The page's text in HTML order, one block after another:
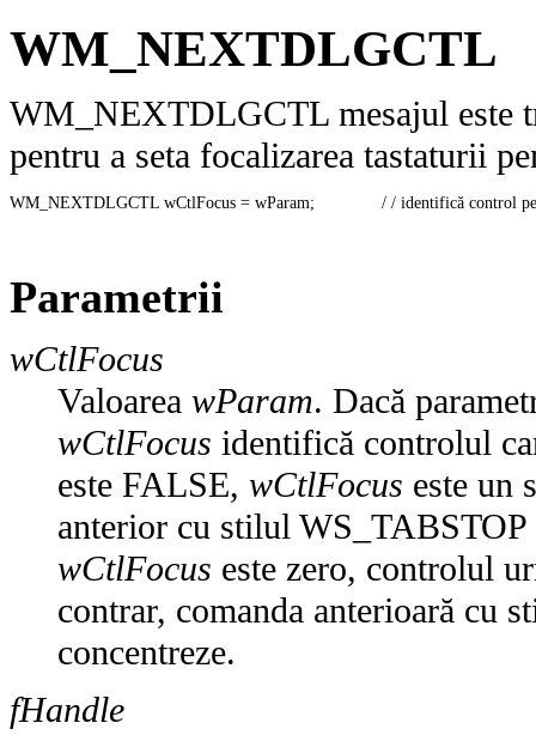
WM_NEXTDLGCTL
WM_NEXTDLGCTL mesajul este
pentru a seta focalizarea tastaturii
WM_NEXTDLGCTL wCtlFocus = wParam;              / / identifică control
Parametrii
wCtlFocus
Valoarea wParam. Dacă
wCtlFocus identifică controlul
este FALSE, wCtlFocus este un
anterior cu stilul WS_TABSTOP
wCtlFocus este zero, controlul
contrar, comanda anterioară cu
concentreze.
fHandle